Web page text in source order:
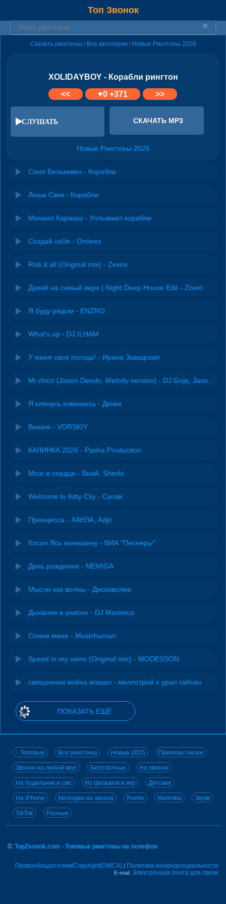
Топ Звонок
Скачать рингтоны / Все категории / Новые Рингтоны 2026
XOLIDAYBOY - Корабли рингтон
<<
♥0+371 >>
СЛУШАТЬ СКАЧАТЬ MP3
Новые Рингтоны 2026
Соня Белькевич - Корабли
Леша Свик - Корабли
Михаил Кармаш - Уплывают корабли
Создай себя - Ominex
Risk it all (Original mix) - Zexov
Давай на самый верх | Night Deep House Edit - Zivert
Я буду рядом - ENZRO
What's up - DJ.ILHAM
У меня своя погода! - Ирина Завадская
Я клянусь изменюсь - Дюма
Вишня - VORSKIY
КАЛИНКА 2026 - Pasha Production
Мозг и сердце - Виай, Sherbi
Welcome to Kitty City - Cyriak
Принцесса - ХАНЗА, Adjo
Косил Ясь конюшину - ВИА "Песняры"
День рождения - NEMIGA
Мысли как волны - Дисковолна
Дыхание в унисон - DJ Maximus
Спини мене - Musichuman
Speed in my veins (Original mix) - MODESSON
священная война мэшап - меллстрой х урал гайсин
ПОКАЗАТЬ ЕЩЁ
↑ Топовые Все рингтоны Новые 2025 Припевы песен
Звонок на любой вкус Бесплатные На звонок
На будильник и смс Из фильмов и игр Детские
На iPhone Мелодии на звонок Remix Marimba Звуки
TikTok Разные
© TopZvonok.com - Топовые рингтоны на телефон
Правообладателям/Copyright(DMCA) | Политика конфиденциальности
E-mail: Электронная почта для связи